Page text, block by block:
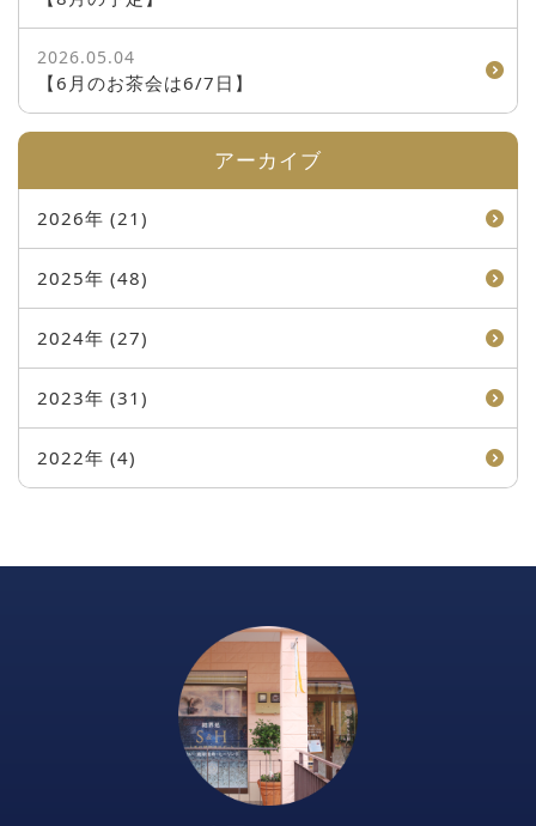
2026.05.04
【6月のお茶会は6/7日】
アーカイブ
2026年 (21)
2025年 (48)
2024年 (27)
2023年 (31)
2022年 (4)